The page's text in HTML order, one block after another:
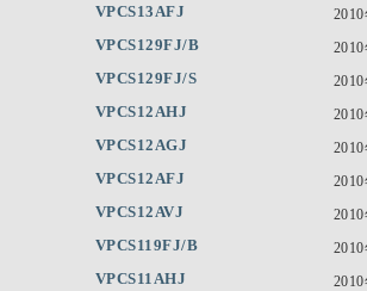
VPCS13AFJ
VPCS129FJ/B
VPCS129FJ/S
VPCS12AHJ
VPCS12AGJ
VPCS12AFJ
VPCS12AVJ
VPCS119FJ/B
VPCS11AHJ